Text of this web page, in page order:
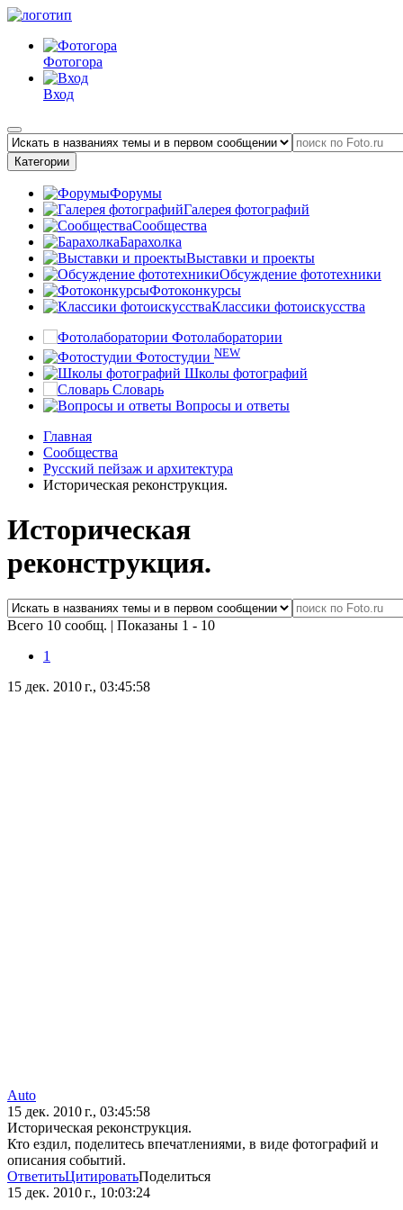
Фотогора
Вход
Категории
Форумы
Галерея фотографий
Сообщества
Барахолка
Выставки и проекты
Обсуждение фототехники
Фотоконкурсы
Классики фотоискусства
Фотолаборатории
Фотостудии NEW
Школы фотографий
Словарь
Вопросы и ответы
Главная
Сообщества
Русский пейзаж и архитектура
Историческая реконструкция.
Историческая
реконструкция.
Всего 10 сообщ. | Показаны 1 - 10
1
15 дек. 2010 г., 03:45:58
Auto
15 дек. 2010 г., 03:45:58
Историческая реконструкция.
Кто ездил, поделитесь впечатлениями, в виде фотографий и
описания событий.
ОтветитьЦитироватьПоделиться
15 дек. 2010 г., 10:03:24